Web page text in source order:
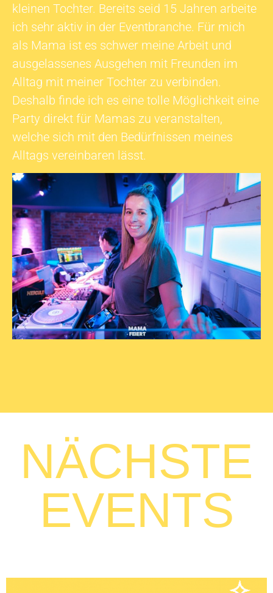
kleinen Tochter. Bereits seid 15 Jahren arbeite
ich sehr aktiv in der Eventbranche. Für mich
als Mama ist es schwer meine Arbeit und
ausgelassenes Ausgehen mit Freunden im
Alltag mit meiner Tochter zu verbinden.
Deshalb finde ich es eine tolle Möglichkeit eine
Party direkt für Mamas zu veranstalten,
welche sich mit den Bedürfnissen meines
Alltags vereinbaren lässt.
NÄCHSTE
EVENTS